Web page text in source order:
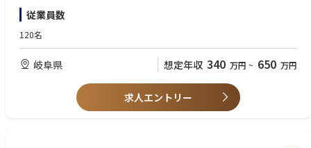
業・バックオフィス（総務／経理財務）を段階的に経験することで、10～
15年後をめどに役員候補としてご活躍いただくことを想定しています。
入社後の流れ
入社後は約3ヶ月間、グループ会社を含む研修として各現場体験を行いま
す。その後、砕石場の現場業務からスタートし、営業や管理本部なども経
ップしていただきます。
■歓迎要件：
・営業、総務、経理財務などの経験
・製造業、建設業、土木業での勤務経験
・将来的に経営や会社運営に携わりたい方
■このような方におすすめ：
・明るく元気なコミュニケーションが取れる方
・チームワークを大切にできる方
従業員数
120名
岐阜県 想定年収 340 万円 ~ 650 万円
求人エントリー